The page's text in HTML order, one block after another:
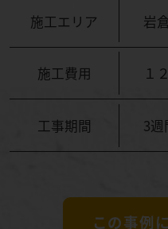
施工エリア 岩
施工費用 １
工事期間 3週
この事例